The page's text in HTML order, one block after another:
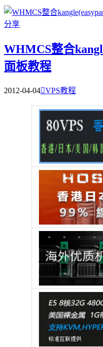
WHMCS整合
面板教程
2012-04-04VPS教程